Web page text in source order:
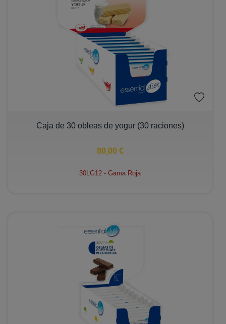
+
Caja de 30 obleas de yogur (30 raciones)
80,00 €
30LG12 - Gama Roja